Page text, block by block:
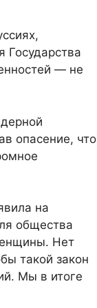
Государства
— не
опасение, что
на
общества
Нет
такой закон
Мы в итоге